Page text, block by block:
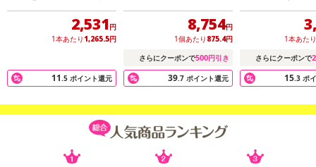
ット【ラフランスの爽や
2,531 円
1本あたり 1,265.5円
11.5 ポイント還元
8,754円
1個あたり 875.4円
さらにクーポンで500円引き
39.7 ポイント還元
ムシャンプー
ルフローラルの
1本あたり
さらにクーポンで
15.3 ポ